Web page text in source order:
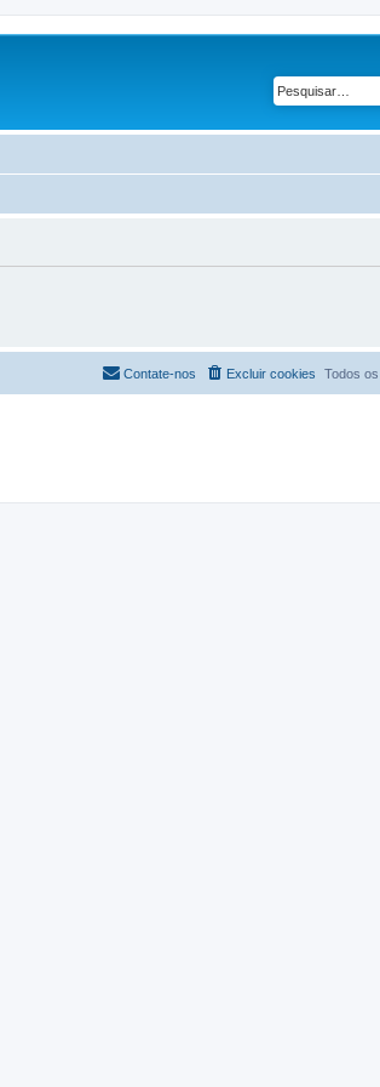
Todos
Excluir cookies
Contate-nos